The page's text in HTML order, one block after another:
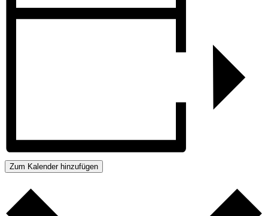
Zum Kalender hinzufügen